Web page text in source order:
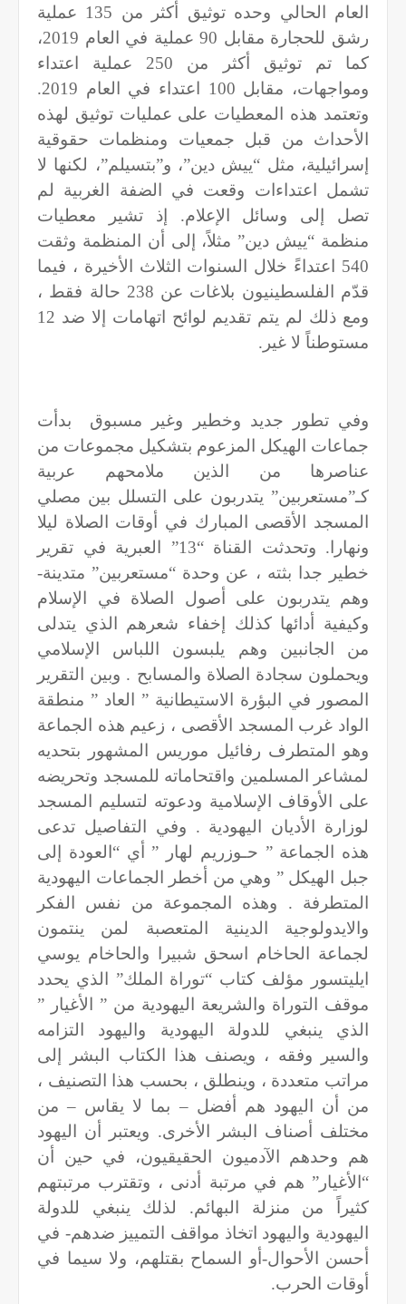
العام الحالي وحده توثيق أكثر من 135 عملية
رشق للحجارة مقابل 90 عملية في العام 2019،
كما تم توثيق أكثر من 250 عملية اعتداء
ومواجهات، مقابل 100 اعتداء في العام 2019.
وتعتمد هذه المعطيات على عمليات توثيق لهذه
الأحداث من قبل جمعيات ومنظمات حقوقية
إسرائيلية، مثل “ييش دين”، و”بتسيلم”، لكنها لا
تشمل اعتداءات وقعت في الضفة الغربية لم
تصل إلى وسائل الإعلام. إذ تشير معطيات
منظمة “ييش دين” مثلاً، إلى أن المنظمة وثقت
540 اعتداءً خلال السنوات الثلاث الأخيرة ، فيما
قدّم الفلسطينيون بلاغات عن 238 حالة فقط ،
ومع ذلك لم يتم تقديم لوائح اتهامات إلا ضد 12
مستوطناً لا غير.
وفي تطور جديد وخطير وغير مسبوق
بدأت
جماعات الهيكل المزعوم بتشكيل مجموعات من
عناصرها من الذين ملامحهم عربية
كـ”مستعربين” يتدربون على التسلل بين مصلي
المسجد الأقصى المبارك في أوقات الصلاة ليلا
ونهارا. وتحدثت القناة “13” العبرية في تقرير
خطير جدا بثته ، عن وحدة “مستعربين” متدينة-
وهم يتدربون على أصول الصلاة في الإسلام
وكيفية أدائها كذلك إخفاء شعرهم الذي يتدلى
من الجانبين وهم يلبسون اللباس الإسلامي
ويحملون سجادة الصلاة والمسابح . وبين التقرير
المصور في البؤرة الاستيطانية ” العاد ” منطقة
الواد غرب المسجد الأقصى ، زعيم هذه الجماعة
وهو المتطرف رفائيل موريس المشهور بتحديه
لمشاعر المسلمين واقتحاماته للمسجد وتحريضه
على الأوقاف الإسلامية ودعوته لتسليم المسجد
لوزارة الأديان اليهودية . وفي التفاصيل تدعى
هذه الجماعة ” حـوزريم لهار ” أي “العودة إلى
جبل الهيكل ” وهي من أخطر الجماعات اليهودية
المتطرفة . وهذه المجموعة من نفس الفكر
والايدولوجية الدينية المتعصبة لمن ينتمون
لجماعة الحاخام اسحق شبيرا والحاخام يوسي
ايليتسور مؤلف کتاب “توراة الملك” الذي يحدد
موقف التوراة والشريعة اليهودية من ” الأغيار ”
الذي ينبغي للدولة اليهودية واليهود التزامه
والسير وفقه ، ويصنف هذا الكتاب البشر إلى
مراتب متعددة ، وينطلق ، بحسب هذا التصنيف ،
من أن اليهود هم أفضل – بما لا يقاس – من
مختلف أصناف البشر الأخرى. ويعتبر أن اليهود
هم وحدهم الآدميون الحقيقيون، في حين أن
“الأغيار” هم في مرتبة أدنى ، وتقترب مرتبتهم
كثيراً من منزلة البهائم. لذلك ينبغي للدولة
اليهودية واليهود اتخاذ مواقف التمييز ضدهم- في
أحسن الأحوال-أو السماح بقتلهم، ولا سيما في
أوقات الحرب.